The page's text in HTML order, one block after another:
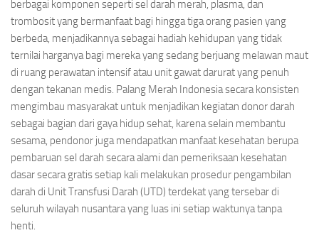
berbagai komponen seperti sel darah merah, plasma, dan
trombosit yang bermanfaat bagi hingga tiga orang pasien yang
berbeda, menjadikannya sebagai hadiah kehidupan yang tidak
ternilai harganya bagi mereka yang sedang berjuang melawan maut
di ruang perawatan intensif atau unit gawat darurat yang penuh
dengan tekanan medis. Palang Merah Indonesia secara konsisten
mengimbau masyarakat untuk menjadikan kegiatan donor darah
sebagai bagian dari gaya hidup sehat, karena selain membantu
sesama, pendonor juga mendapatkan manfaat kesehatan berupa
pembaruan sel darah secara alami dan pemeriksaan kesehatan
dasar secara gratis setiap kali melakukan prosedur pengambilan
darah di Unit Transfusi Darah (UTD) terdekat yang tersebar di
seluruh wilayah nusantara yang luas ini setiap waktunya tanpa
henti.